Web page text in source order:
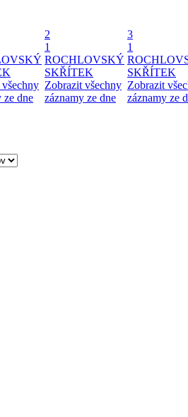
ze dne
2
1
ROCHLOVSKÝ
SKŘÍTEK
Zobrazit všechny
záznamy ze dne
3
1
SKŘÍTEK
Zobrazit
záznamy ze